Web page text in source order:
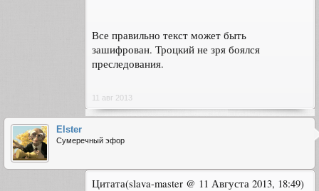
Все правильно текст может быть
зашифрован. Троцкий не зря боялся
преследования.
11 авг 2013
Elster
Сумеречный эфор
Цитата(slava-master @ 11 Августа 2013, 18:49)